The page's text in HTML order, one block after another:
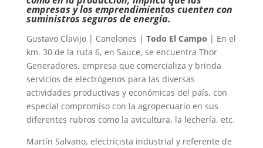
empresas y los emprendimientos cuenten con
suministros seguros de energía.
Gustavo Clavijo | Canelones | Todo El Campo | En el
km. 30 de la ruta 6, en Sauce, se encuentra Thor
Generadores, empresa que comercializa y brinda
servicios de electrógenos para las diversas
actividades productivas y económicas del país, con
especial compromiso con la agropecuario en sus
diferentes rubros como la avicultura, la lechería, etc.
Martín Salvano, electricista industrial y referente de